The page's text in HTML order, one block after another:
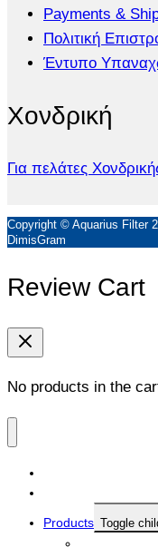
Payments &
Πολιτική
Έντυπο
Χονδρική
Για πελάτες
Copyright © Aquarius Filter
DimisGram
Review Cart
No products in the
Products Toggle